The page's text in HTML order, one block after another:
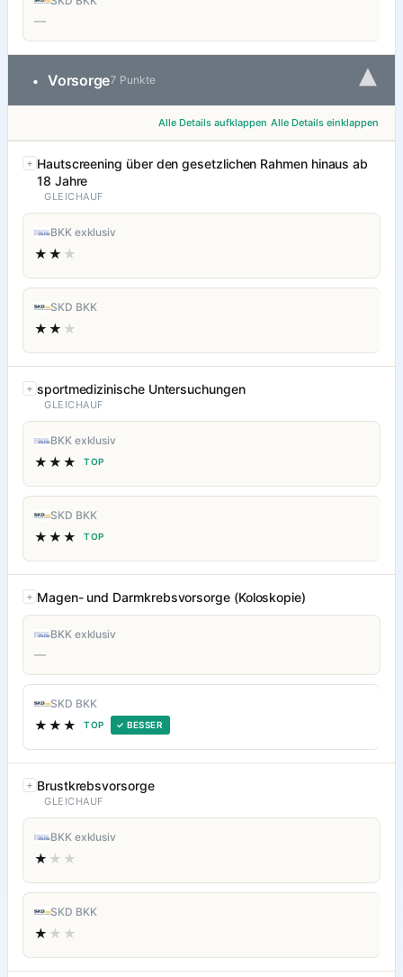
—
• Vorsorge7 Punkte ▾
Alle Details aufklappen Alle Details einklappen
Hautscreening über den gesetzlichen Rahmen hinaus ab
18 Jahre
GLEICHAUF
BKK exklusiv
★★ ★
SKD BKK
★★ ★
sportmedizinische Untersuchungen
GLEICHAUF
BKK exklusiv
★★★ TOP
SKD BKK
★★★ TOP
Magen- und Darmkrebsvorsorge (Koloskopie)
BKK exklusiv
—
SKD BKK
★★★ TOP ✓ BESSER
Brustkrebsvorsorge
GLEICHAUF
BKK exklusiv
★ ★★
SKD BKK
★ ★★